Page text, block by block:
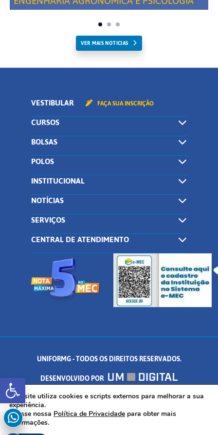
Abrir a barra de ferramentas
VER MAIS NOTICIAS
VESTIBULAR FAÇA SUA INSCRIÇÃO
CURSOS
BOLSAS
POLOS
INSTITUCIONAL
NOTÍCIAS
SERVIÇOS
CENTRAL DE ATENDIMENTO
UNIFORMG - TODOS OS DIREITOS RESERVADOS.
DESENVOLVIDO POR
AV. DR. ARNALDO DE SENNA, 328 - PALMEIRAS, FORMIGA/MG - CEP:
35.574.530
Este site utiliza cookies e scripts externos para melhorar a sua
experiência.
Acesse nossa Política de Privacidade para obter mais
informações.